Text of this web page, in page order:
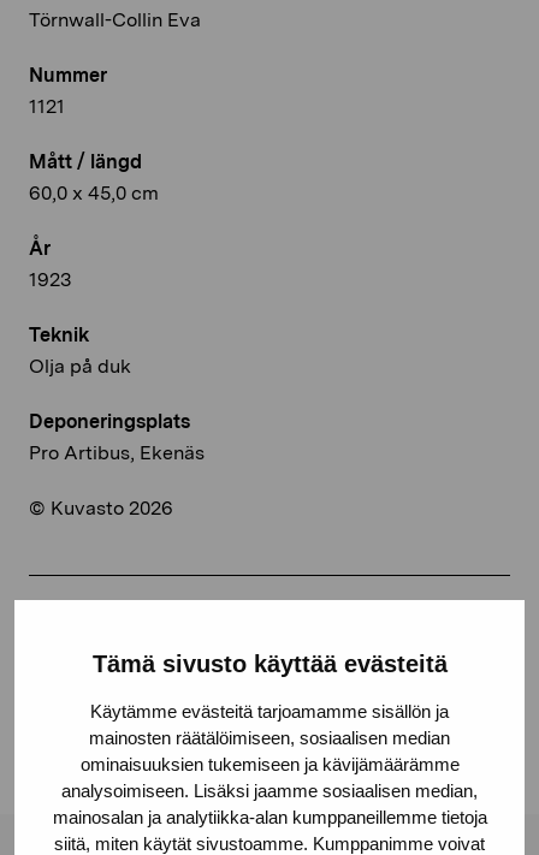
Tämä sivusto käyttää evästeitä
Käytämme evästeitä tarjoamamme sisällön ja
mainosten räätälöimiseen, sosiaalisen median
ominaisuuksien tukemiseen ja kävijämäärämme
analysoimiseen. Lisäksi jaamme sosiaalisen median,
mainosalan ja analytiikka-alan kumppaneillemme tietoja
siitä, miten käytät sivustoamme. Kumppanimme voivat
Törnwall-Collin Eva
Nummer
1121
Mått / längd
60,0 x 45,0 cm
År
1923
Teknik
Olja på duk
Deponeringsplats
Pro Artibus, Ekenäs
© Kuvasto 2026
Facebook
Linkedin